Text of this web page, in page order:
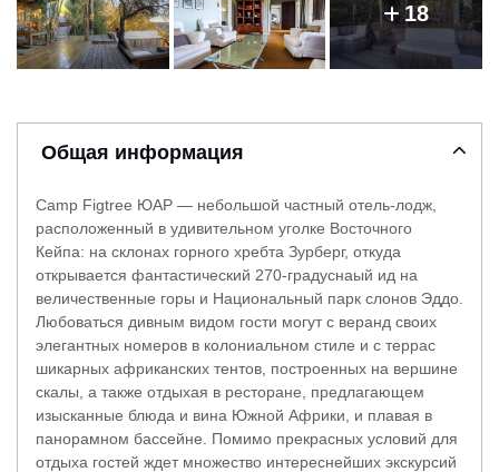
18
Общая информация
Camp Figtree ЮАР — небольшой частный отель-лодж,
расположенный в удивительном уголке Восточного
Кейпа: на склонах горного хребта Зурберг, откуда
открывается фантастический 270-градуснаый ид на
величественные горы и Национальный парк слонов Эддо.
Любоваться дивным видом гости могут с веранд своих
элегантных номеров в колониальном стиле и с террас
шикарных африканских тентов, построенных на вершине
скалы, а также отдыхая в ресторане, предлагающем
изысканные блюда и вина Южной Африки, и плавая в
панорамном бассейне. Помимо прекрасных условий для
отдыха гостей ждет множество интереснейших экскурсий